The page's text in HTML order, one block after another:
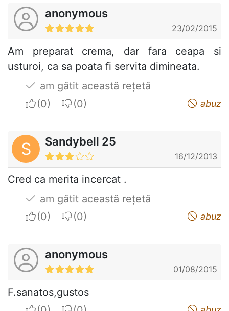
anonymous
23/02/2015
Am preparat crema, dar fara ceapa si
usturoi, ca sa poata fi servita dimineata.
am gătit această rețetă
I apreciateI do not appreciate abuz
S Sandybell 25
16/12/2013
Cred ca merita incercat .
am gătit această rețetă
I apreciateI do not appreciate abuz
anonymous
01/08/2015
F.sanatos,gustos